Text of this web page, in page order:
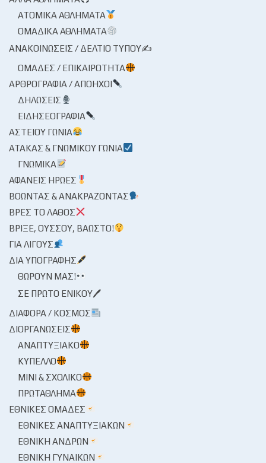
ΑΤΟΜΙΚΆ ΑΘΛΉΜΑΤΑ
ΟΜΑΔΙΚΆ ΑΘΛΉΜΑΤΑ
ΑΝΑΚΟΙΝΏΣΕΙΣ / ΔΕΛΤΊΟ ΤΎΠΟΥ✍
ΟΜΆΔΕΣ / ΕΠΙΚΑΙΡΌΤΗΤΑ
ΑΡΘΡΟΓΡΑΦΊΑ / ΑΠΌΗΧΟΙ
ΔΗΛΏΣΕΙΣ
ΕΙΔΗΣΕΟΓΡΑΦΊΑ
ΑΣΤΕΊΟΥ ΓΩΝΊΑ
ΑΤΆΚΑΣ & ΓΝΩΜΙΚΟΎ ΓΩΝΊΑ
ΓΝΩΜΙΚΆ
ΑΦΑΝΕΊΣ ΉΡΩΕΣ
ΒΟΏΝΤΑΣ & ΑΝΑΚΡΆΖΟΝΤΑΣ
ΒΡΕΣ ΤΟ ΛΆΘΟΣ
ΒΡΊΞΕ, ΟΎΣΣΟΥ, ΒΆΩΣΤΟ!
ΓΙΑ ΛΊΓΟΥΣ
ΔΙΑ ΥΠΟΓΡΑΦΉΣ
ΘΩΡΟΎΝ ΜΑΣ!
ΣΕ ΠΡΏΤΟ ΕΝΙΚΟΎ🖊
ΔΙΆΦΟΡΑ / ΚΌΣΜΟΣ
ΔΙΟΡΓΑΝΏΣΕΙΣ
ΑΝΑΠΤΥΞΙΑΚΌ
ΚΎΠΕΛΛΟ
ΜΊΝΙ & ΣΧΟΛΙΚΌ
ΠΡΩΤΆΘΛΗΜΑ
ΕΘΝΙΚΈΣ ΟΜΆΔΕΣ
ΕΘΝΙΚΈΣ ΑΝΑΠΤΥΞΙΑΚΏΝ
ΕΘΝΙΚΉ ΑΝΔΡΏΝ
ΕΘΝΙΚΉ ΓΥΝΑΙΚΏΝ